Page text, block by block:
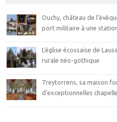
Ouchy, château de
port militaire à une
L’église écossaise de
rurale néo-gothique
Treytorrens, sa maison
d’exceptionnelles